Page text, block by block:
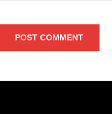
POST COMMENT